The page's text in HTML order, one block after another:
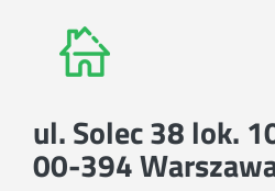
ul. Solec 38 lok.
00-394